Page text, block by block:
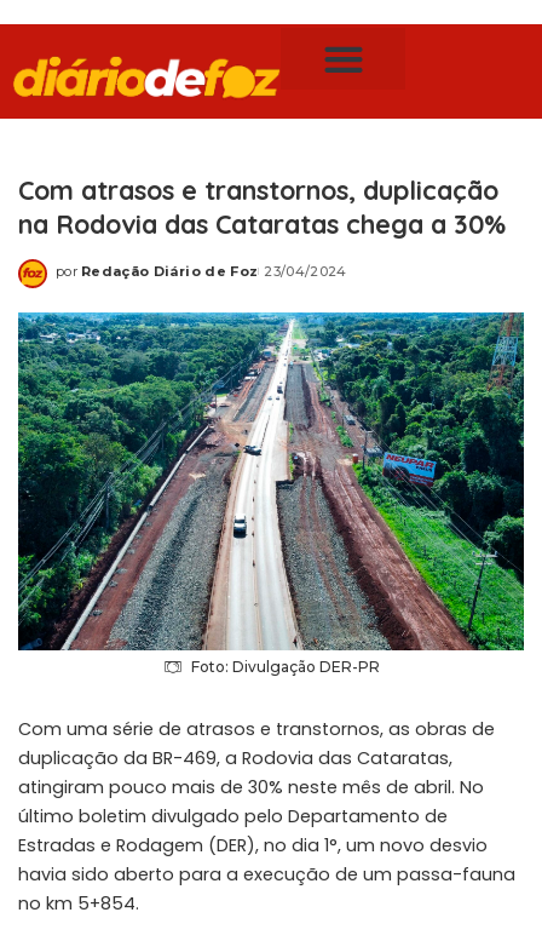
Com atrasos e transtornos, duplicação
na Rodovia das Cataratas chega a 30%
por Redação Diário de Foz 23/04/2024
Foto: Divulgação DER-PR
Com uma série de atrasos e transtornos, as obras de
duplicação da BR-469, a Rodovia das Cataratas,
atingiram pouco mais de 30% neste mês de abril. No
último boletim divulgado pelo Departamento de
Estradas e Rodagem (DER), no dia 1°, um novo desvio
havia sido aberto para a execução de um passa-fauna
no km 5+854.